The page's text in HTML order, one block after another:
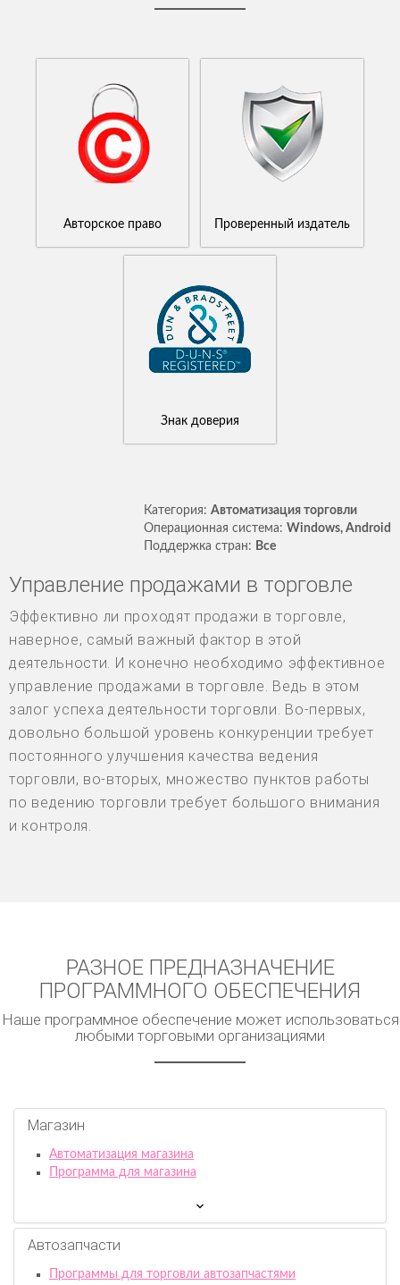
Авторское право Проверенный издатель
Знак доверия
Категория: Автоматизация торговли
Операционная система: Windows, Android
Поддержка стран: Все
Управление продажами в торговле
Эффективно ли проходят продажи в торговле,
наверное, самый важный фактор в этой
деятельности. И конечно необходимо эффективное
управление продажами в торговле. Ведь в этом
залог успеха деятельности торговли. Во-первых,
довольно большой уровень конкуренции требует
постоянного улучшения качества ведения
торговли, во-вторых, множество пунктов работы
по ведению торговли требует большого внимания
и контроля.
РАЗНОЕ ПРЕДНАЗНАЧЕНИЕ
ПРОГРАММНОГО ОБЕСПЕЧЕНИЯ
Наше программное обеспечение может использоваться
любыми торговыми организациями
Магазин
Автоматизация магазина
Программа для магазина
Автозапчасти
Программы для торговли автозапчастями